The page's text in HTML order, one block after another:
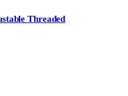
Threaded